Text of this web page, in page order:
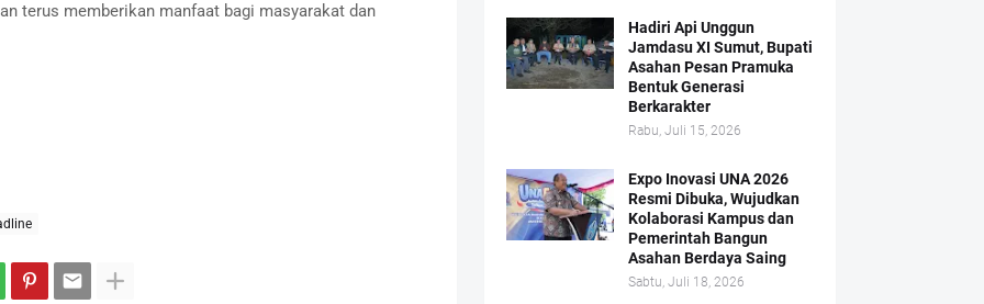
terus memberikan manfaat bagi masyarakat dan
Hadiri Api Unggun
Jamdasu XI Sumut, Bupati
Asahan Pesan Pramuka
Bentuk Generasi
Berkarakter
Rabu, Juli 15, 2026
Expo Inovasi UNA 2026
Resmi Dibuka, Wujudkan
Kolaborasi Kampus dan
Pemerintah Bangun
Asahan Berdaya Saing
Sabtu, Juli 18, 2026